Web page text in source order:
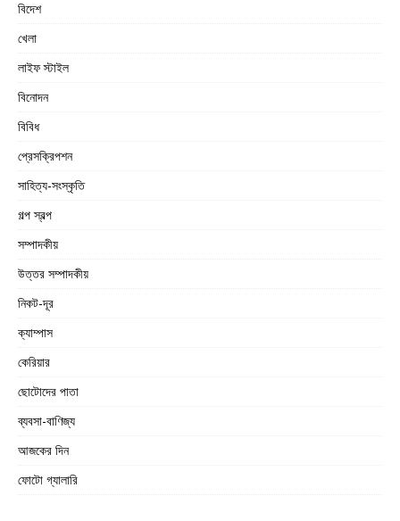
বিদেশ
খেলা
লাইফ স্টাইল
বিনোদন
বিবিধ
প্রেসক্রিপশন
সাহিত্য-সংস্কৃতি
গল্প স্বল্প
সম্পাদকীয়
উত্তর সম্পাদকীয়
নিকট-দূর
ক্যাম্পাস
কেরিয়ার
ছোটোদের পাতা
ব্যবসা-বাণিজ্য
আজকের দিন
ফোটো গ্যালারি